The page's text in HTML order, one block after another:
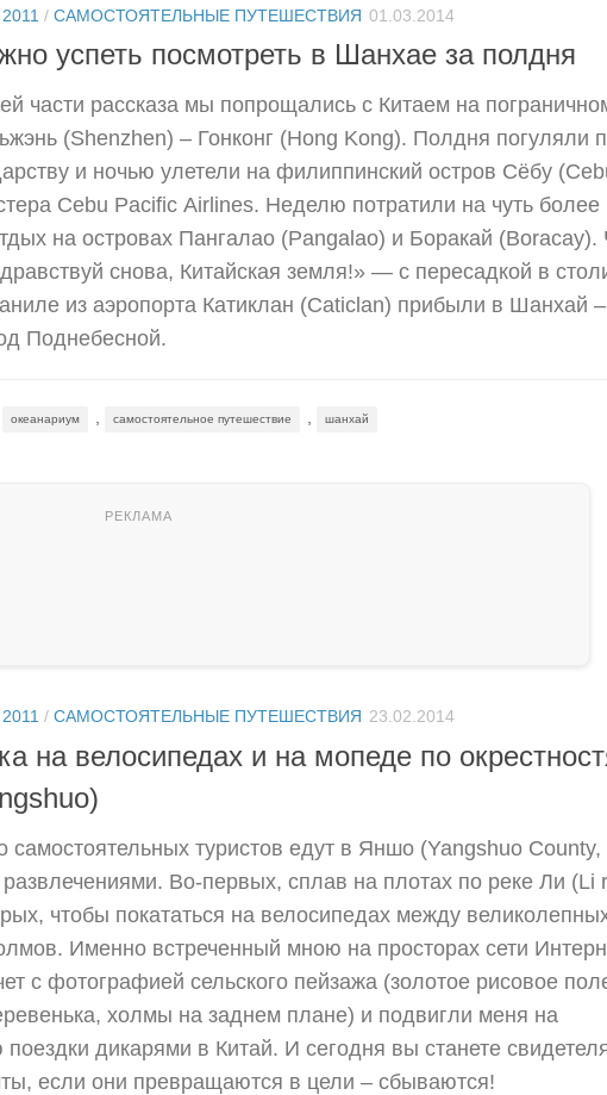
/ САМОСТОЯТЕЛЬНЫЕ ПУТЕШЕСТВИЯ 01.03.2014
успеть посмотреть в Шанхае за полдня
части рассказа мы попрощались с Китаем на
(Shenzhen) – Гонконг (Hong Kong). Полдня погуляли
и ночью улетели на филиппинский остров Сёбу
Cebu Pacific Airlines. Неделю потратили на чуть более
на островах Пангалао (Pangalao) и Боракай (Boracay).
снова, Китайская земля!» — с пересадкой в
из аэропорта Катиклан (Caticlan) прибыли в Шанхай
Поднебесной.
океанариум , самостоятельное путешествие , шанхай
/ САМОСТОЯТЕЛЬНЫЕ ПУТЕШЕСТВИЯ 23.02.2014
на велосипедах и на мопеде по
самостоятельных туристов едут в Яншо (Yangshuo County,
Во-первых, сплав на плотах по реке Ли (Li
чтобы покататься на велосипедах между
Именно встреченный мною на просторах сети
с фотографией сельского пейзажа (золотое рисовое
холмы на заднем плане) и подвигли меня на
поездки дикарями в Китай. И сегодня вы станете
если они превращаются в цели – сбываются!